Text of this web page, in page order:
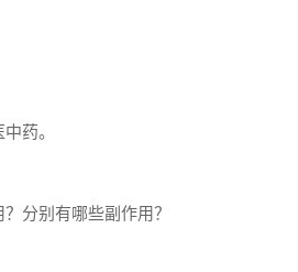
药。
分别有哪些副作用？